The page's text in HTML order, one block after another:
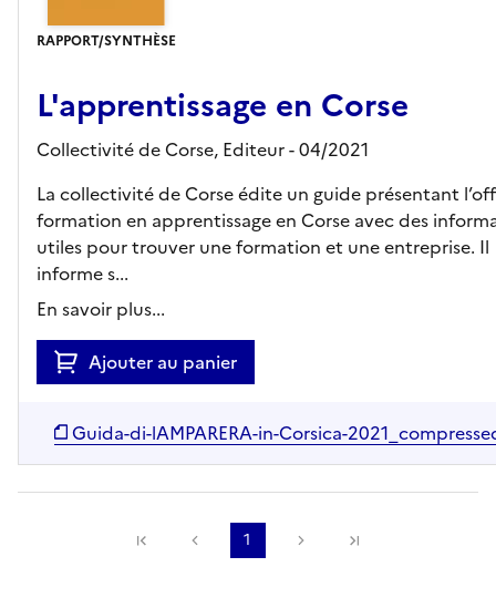
RAPPORT/SYNTHÈSE
L'apprentissage en Corse
Collectivité de Corse, Editeur- 04/2021
La collectivité de Corse édite un guide présentant
formation en apprentissage en Corse avec des
utiles pour trouver une formation et une entreprise. Il
informe s...
En savoir plus...
Ajouter au panier
Guida-di-lAMPARERA-in-Corsica-
Précédente
1 Suivante